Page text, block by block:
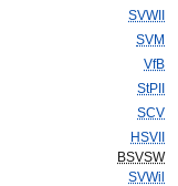
SVWII
SVM
VfB
StPII
SCV
HSVII
BSVSW
SVWil